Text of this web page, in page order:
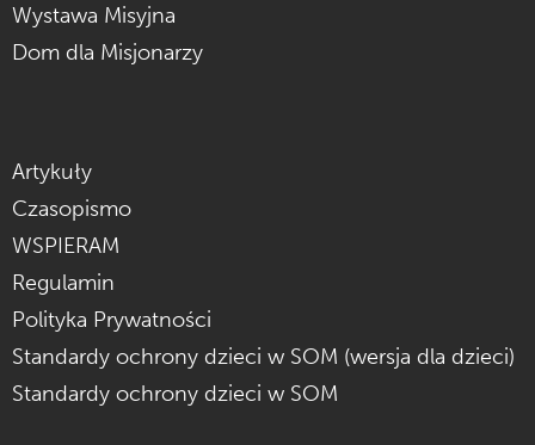
Wystawa Misyjna
Dom dla Misjonarzy
Artykuły
Czasopismo
WSPIERAM
Regulamin
Polityka Prywatności
Standardy ochrony dzieci w SOM (wersja dla dzieci)
Standardy ochrony dzieci w SOM